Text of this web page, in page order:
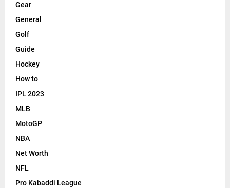
Gear
General
Golf
Guide
Hockey
How to
IPL 2023
MLB
MotoGP
NBA
Net Worth
NFL
Pro Kabaddi League